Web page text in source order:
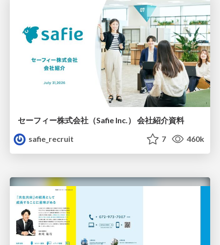
セーフィー株式会社（Safie Inc.） 会社紹介資料
safie_recruit
7 460k